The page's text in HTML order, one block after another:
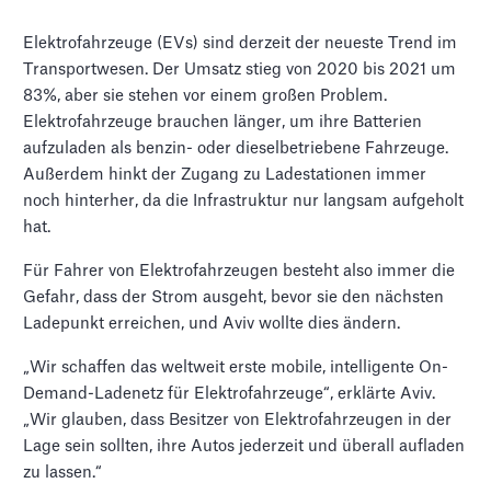
Elektrofahrzeuge (EVs) sind derzeit der neueste Trend im
Transportwesen. Der Umsatz stieg von 2020 bis 2021 um
83%, aber sie stehen vor einem großen Problem.
Elektrofahrzeuge brauchen länger, um ihre Batterien
aufzuladen als benzin- oder dieselbetriebene Fahrzeuge.
Außerdem hinkt der Zugang zu Ladestationen immer
noch hinterher, da die Infrastruktur nur langsam aufgeholt
hat.
Für Fahrer von Elektrofahrzeugen besteht also immer die
Gefahr, dass der Strom ausgeht, bevor sie den nächsten
Ladepunkt erreichen, und Aviv wollte dies ändern.
„Wir schaffen das weltweit erste mobile, intelligente On-
Demand-Ladenetz für Elektrofahrzeuge“, erklärte Aviv.
„Wir glauben, dass Besitzer von Elektrofahrzeugen in der
Lage sein sollten, ihre Autos jederzeit und überall aufladen
zu lassen.“